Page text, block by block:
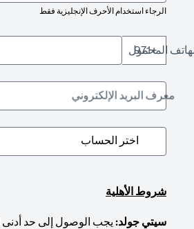
الرجاء استخدام الأحرف الإنجليزية فقط
+971
المحمول
معرف البريد الإلكتروني
شروط الأهلية
سيتي جولد: يجب الوصول إلى حد أدنى